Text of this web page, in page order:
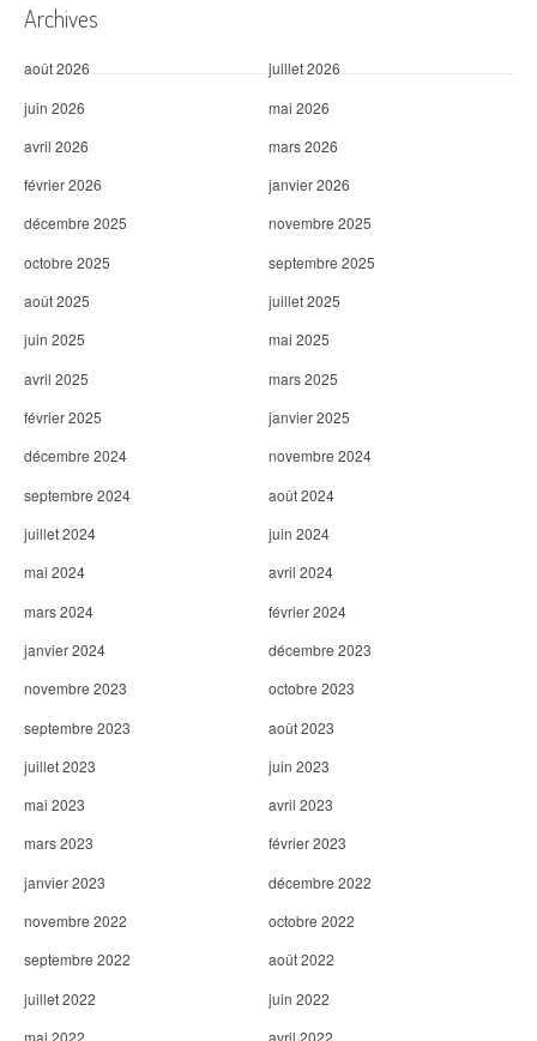
i
c
l
e
Archives
août 2026
juillet 2026
juin 2026
mai 2026
avril 2026
mars 2026
février 2026
janvier 2026
décembre 2025
novembre 2025
octobre 2025
septembre 2025
août 2025
juillet 2025
juin 2025
mai 2025
avril 2025
mars 2025
février 2025
janvier 2025
décembre 2024
novembre 2024
septembre 2024
août 2024
juillet 2024
juin 2024
mai 2024
avril 2024
mars 2024
février 2024
janvier 2024
décembre 2023
novembre 2023
octobre 2023
septembre 2023
août 2023
juillet 2023
juin 2023
mai 2023
avril 2023
mars 2023
février 2023
janvier 2023
décembre 2022
novembre 2022
octobre 2022
septembre 2022
août 2022
juillet 2022
juin 2022
mai 2022
avril 2022